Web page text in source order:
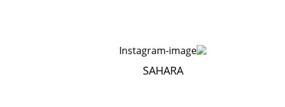
SAHARA